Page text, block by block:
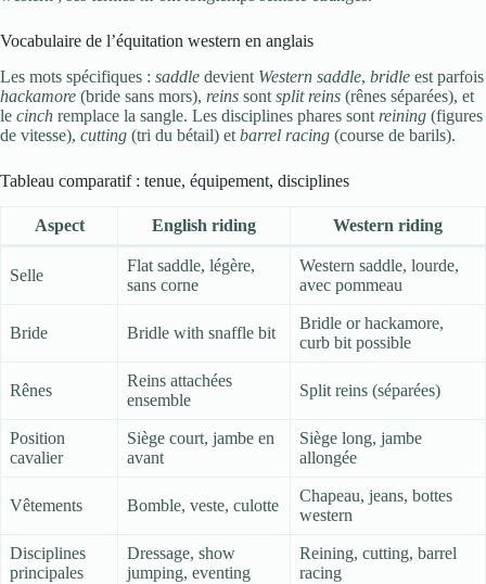
Vocabulaire de l’équitation western en anglais
Les mots spécifiques : saddle devient Western saddle, bridle est parfois
hackamore (bride sans mors), reins sont split reins (rênes séparées), et
le cinch remplace la sangle. Les disciplines phares sont reining (figures
de vitesse), cutting (tri du bétail) et barrel racing (course de barils).
Tableau comparatif : tenue, équipement, disciplines
Aspect English riding Western riding
Selle
Flat saddle, légère,
sans corne
Western saddle, lourde,
avec pommeau
Bride Bridle with snaffle bit
Bridle or hackamore,
curb bit possible
Rênes
Reins attachées
ensemble
Split reins (séparées)
Position
cavalier
Siège court, jambe en
avant
Siège long, jambe
allongée
Vêtements Bomble, veste, culotte
Chapeau, jeans, bottes
western
Disciplines
principales
Dressage, show
jumping, eventing
Reining, cutting, barrel
racing